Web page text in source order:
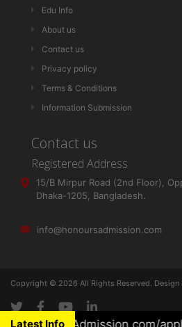
Latest Info
লিংকঃ HonoursAdmission.com/
Edu Info
About us
Contact us
Privacy policy
Terms & Conditions
Information Submission
Contact us
Registered Address
15/B Mirpur Road (2nd Floor),
Dhaka-1205, Bangladesh.
info@honoursadmission.com
Copyright © 2026 All Rights Reserved. Design